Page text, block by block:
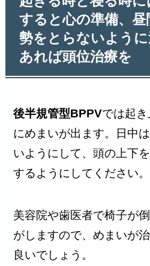
すると心の準備、
勢をとらないよう
あれば頭位治療を
後半規管型BPPVでは起
にめまいが出ます。日中
いようにして、頭の上下
するようにしてください。
美容院や歯医者で椅子が
がしますので、めまいが
良いでしょう。